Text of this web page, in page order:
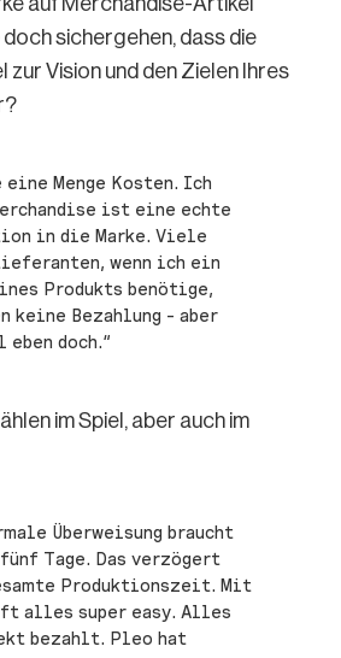
sichergehen, dass die
Vision und den Zielen Ihres
eine Menge Kosten. Ich
ist eine echte
in die Marke. Viele
wenn ich ein
Produkts benötige,
keine Bezahlung – aber
eben doch.“
im Spiel, aber auch im
Überweisung braucht
Tage. Das verzögert
Produktionszeit. Mit
alles super easy. Alles
bezahlt. Pleo hat